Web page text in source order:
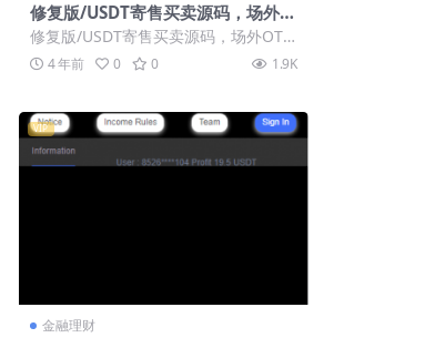
修复版/USDT寄售买卖源码，场外O
TC，收币系统源码，虚拟币交易平
台源码
修复版/USDT寄售买卖源码，场外OT
C，收币系统源码，虚拟币交易平台源
码 4 年前 0 0 1.9K
VIP
金融理财